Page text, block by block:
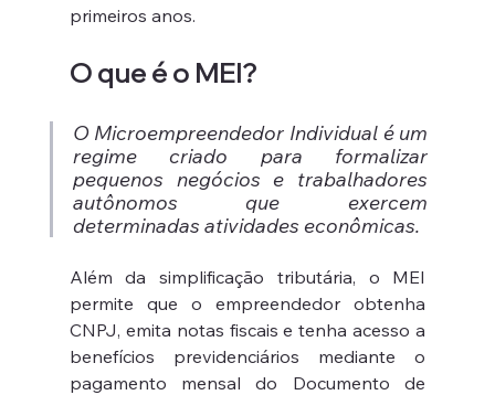
primeiros anos.
O que é o MEI?
O Microempreendedor Individual é um
regime criado para formalizar
pequenos negócios e trabalhadores
autônomos que exercem
determinadas atividades econômicas.
Além da simplificação tributária, o MEI
permite que o empreendedor obtenha
CNPJ, emita notas fiscais e tenha acesso a
benefícios previdenciários mediante o
pagamento mensal do Documento de